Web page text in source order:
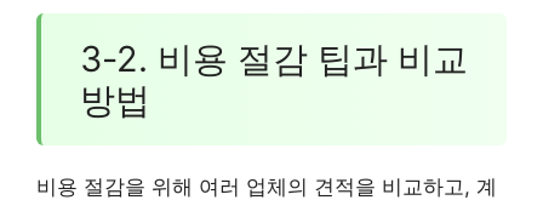
3-2. 비용 절감 팁과 비교
방법
비용 절감을 위해 여러 업체의 견적을 비교하고, 계